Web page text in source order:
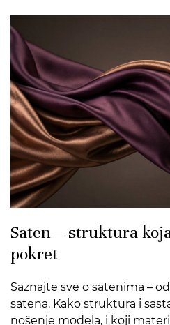
Saten – struktura
pokret
Saznajte sve o satenima –
satena. Kako struktura i
nošenje modela, i koji